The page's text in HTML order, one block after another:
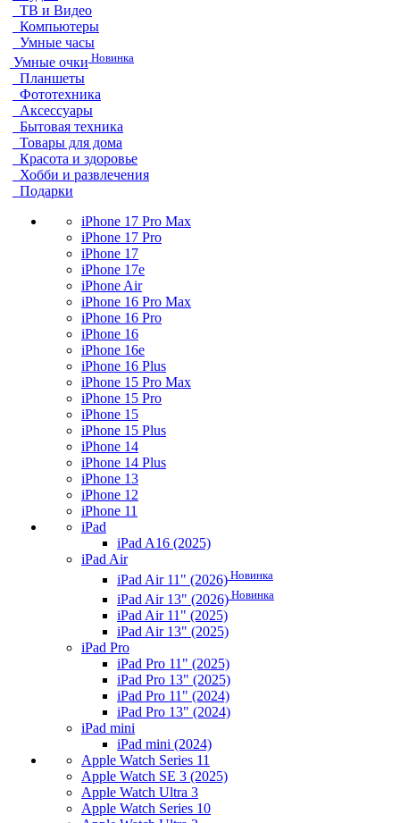
ТВ и Видео
Компьютеры
Умные часы
Умные очки Новинка
Планшеты
Фототехника
Аксессуары
Бытовая техника
Товары для дома
Красота и здоровье
Хобби и развлечения
Подарки
iPhone 17 Pro Max
iPhone 17 Pro
iPhone 17
iPhone 17e
iPhone Air
iPhone 16 Pro Max
iPhone 16 Pro
iPhone 16
iPhone 16e
iPhone 16 Plus
iPhone 15 Pro Max
iPhone 15 Pro
iPhone 15
iPhone 15 Plus
iPhone 14
iPhone 14 Plus
iPhone 13
iPhone 12
iPhone 11
iPad
iPad A16 (2025)
iPad Air
iPad Air 11" (2026) Новинка
iPad Air 13" (2026) Новинка
iPad Air 11" (2025)
iPad Air 13" (2025)
iPad Pro
iPad Pro 11" (2025)
iPad Pro 13" (2025)
iPad Pro 11" (2024)
iPad Pro 13" (2024)
iPad mini
iPad mini (2024)
Apple Watch Series 11
Apple Watch SE 3 (2025)
Apple Watch Ultra 3
Apple Watch Series 10